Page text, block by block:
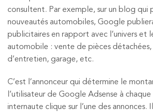
consultent. Par exemple, sur un blog qui
nouveautés automobiles, Google
publicitaires en rapport avec l’univers et
automobile : vente de pièces détachées,
d’entretien, garage, etc.
C’est l’annonceur qui détermine le
l’utilisateur de Google Adsense à chaque
internaute clique sur l’une des annonces.